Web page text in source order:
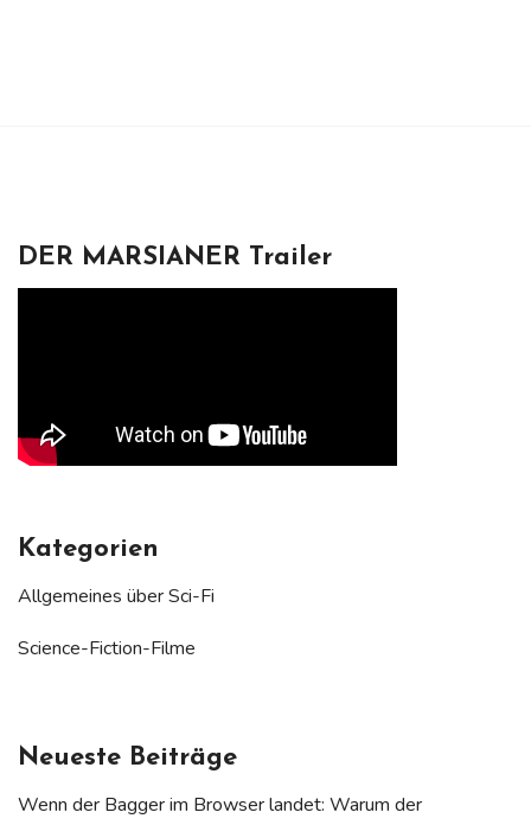
DER MARSIANER Trailer
Kategorien
Allgemeines über Sci-Fi
Science-Fiction-Filme
Neueste Beiträge
Wenn der Bagger im Browser landet: Warum der